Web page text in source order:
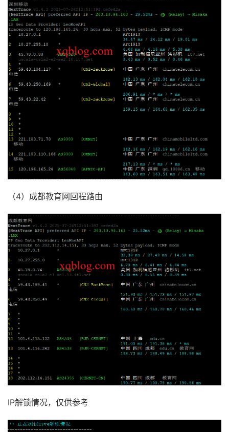
（4）成都教育网回程路由
IP解锁情况，仅供参考